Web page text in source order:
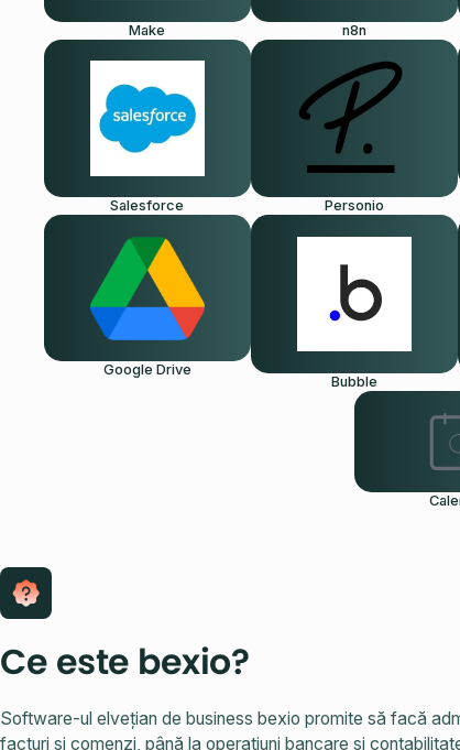
Make n8n
Salesforce Personio
Google Drive
Bubble
Ce este bexio?
Software-ul elvețian de business bexio promite să facă
facturi și comenzi, până la operațiuni bancare și